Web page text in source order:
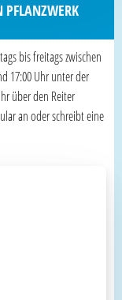
PFLANZWERK
bis freitags zwischen
17:00 Uhr unter der
über den Reiter
an oder schreibt eine